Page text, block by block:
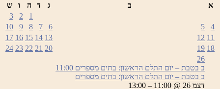
א
ב ג ד ה ו
ש
1
2
3
4
5
6
7
8
9
10
11
12
13
14
15
16
17
18
19
20
21
22
23
24
26
ב בטבת – יום התלם הראשון: בתים מספרים 11:00
ב בטבת – יום התלם הראשון: בתים מספרים
דצמ 26 @ 11:00 – 13:00